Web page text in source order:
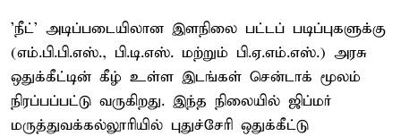
'நீட்' அடிப்படையிலான இளநிலை பட்டப் படிப்புகளுக்கு
(எம்.பி.பி.எஸ்., பி.டி.எஸ். மற்றும் பி.ஏ.எம்.எஸ்.) அரசு
ஒதுக்கீட்டின் கீழ் உள்ள இடங்கள் சென்டாக் மூலம்
நிரப்பப்பட்டு வருகிறது. இந்த நிலையில் ஜிப்மர்
மருத்துவக்கல்லூரியில் புதுச்சேரி ஒதுக்கீட்டு